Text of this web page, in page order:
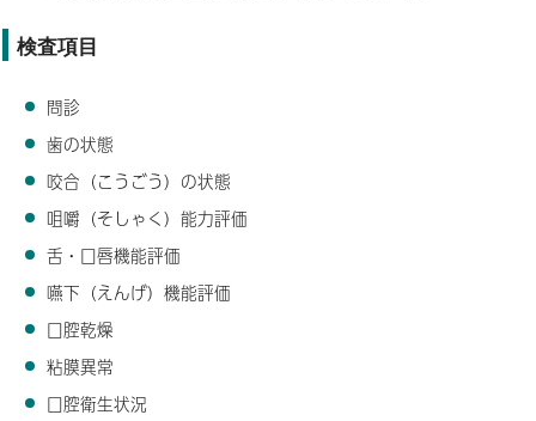
検査項目
問診
歯の状態
咬合（こうごう）の状態
咀嚼（そしゃく）能力評価
舌・口唇機能評価
嚥下（えんげ）機能評価
口腔乾燥
粘膜異常
口腔衛生状況